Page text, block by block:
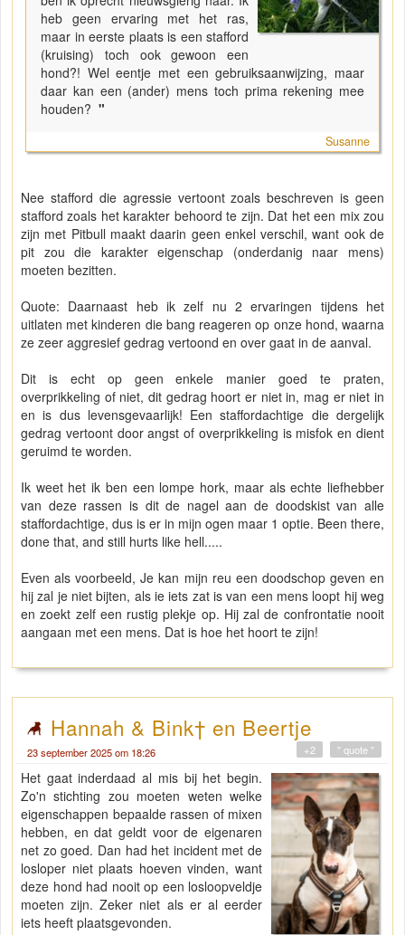
heb geen ervaring met het ras,
maar in eerste plaats is een stafford
(kruising) toch ook gewoon een
hond?! Wel eentje met een gebruiksaanwijzing, maar
daar kan een (ander) mens toch prima rekening mee
houden? "
Susanne
Nee stafford die agressie vertoont zoals beschreven is geen
stafford zoals het karakter behoord te zijn. Dat het een mix zou
zijn met Pitbull maakt daarin geen enkel verschil, want ook de
pit zou die karakter eigenschap (onderdanig naar mens)
moeten bezitten.
Quote: Daarnaast heb ik zelf nu 2 ervaringen tijdens het
uitlaten met kinderen die bang reageren op onze hond, waarna
ze zeer aggresief gedrag vertoond en over gaat in de aanval.
Dit is echt op geen enkele manier goed te praten,
overprikkeling of niet, dit gedrag hoort er niet in, mag er niet in
en is dus levensgevaarlijk! Een staffordachtige die dergelijk
gedrag vertoont door angst of overprikkeling is misfok en dient
geruimd te worden.
Ik weet het ik ben een lompe hork, maar als echte liefhebber
van deze rassen is dit de nagel aan de doodskist van alle
staffordachtige, dus is er in mijn ogen maar 1 optie. Been there,
done that, and still hurts like hell.....
Even als voorbeeld, Je kan mijn reu een doodschop geven en
hij zal je niet bijten, als ie iets zat is van een mens loopt hij weg
en zoekt zelf een rustig plekje op. Hij zal de confrontatie nooit
aangaan met een mens. Dat is hoe het hoort te zijn!
Hannah & Bink† en Beertje
23 september 2025 om 18:26 " quote "
+2
Het gaat inderdaad al mis bij het begin.
Zo'n stichting zou moeten weten welke
eigenschappen bepaalde rassen of mixen
hebben, en dat geldt voor de eigenaren
net zo goed. Dan had het incident met de
losloper niet plaats hoeven vinden, want
deze hond had nooit op een losloopveldje
moeten zijn. Zeker niet als er al eerder
iets heeft plaatsgevonden.